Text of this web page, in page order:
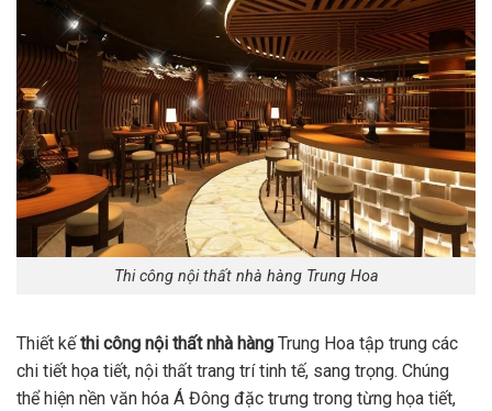
Thi công nội thất nhà hàng Trung Hoa
Thiết kếthi công nội thất nhà hàng Trung Hoa tập trung các
chi tiết họa tiết, nội thất trang trí tinh tế, sang trọng. Chúng
thể hiện nền văn hóa Á Đông đặc trưng trong từng họa tiết,